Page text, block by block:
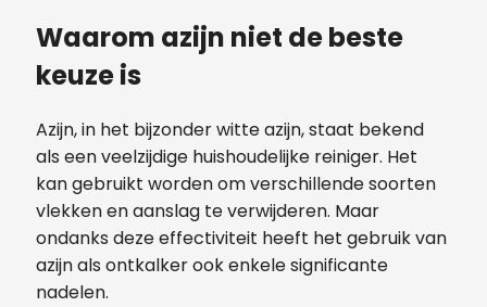
Waarom azijn niet de beste
keuze is
Azijn, in het bijzonder witte azijn, staat bekend
als een veelzijdige huishoudelijke reiniger. Het
kan gebruikt worden om verschillende soorten
vlekken en aanslag te verwijderen. Maar
ondanks deze effectiviteit heeft het gebruik van
azijn als ontkalker ook enkele significante
nadelen.